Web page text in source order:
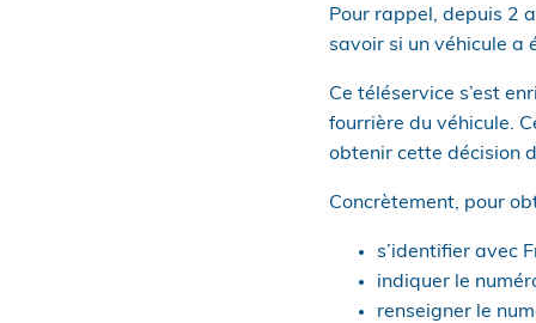
Pour rappel, depuis 2
savoir si un véhicule a
Ce téléservice s’est
fourrière du véhicule.
obtenir cette décision
Concrètement, pour
s’identifier avec
indiquer le
renseigner le